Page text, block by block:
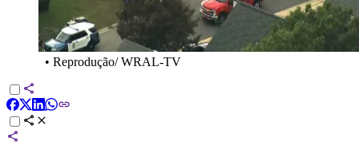
• Reprodução/ WRAL-TV